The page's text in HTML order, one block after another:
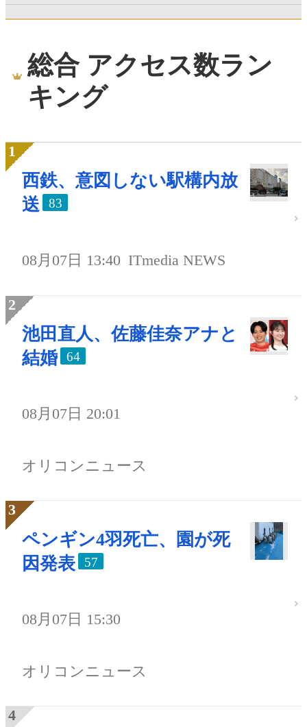
総合 アクセス数ラン
キング
西鉄、意図しない駅構内放
送
83
08月07日 13:40 ITmedia NEWS
池田直人、佐藤佳奈アナと
結婚
64
08月07日 20:01
オリコンニュース
ペンギン4羽死亡、園が死
因発表
57
08月07日 15:30
オリコンニュース